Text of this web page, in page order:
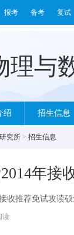
报考 备考 复试
绍 招生信息
究所 > 招生信息
年接
推荐免试攻读硕
读